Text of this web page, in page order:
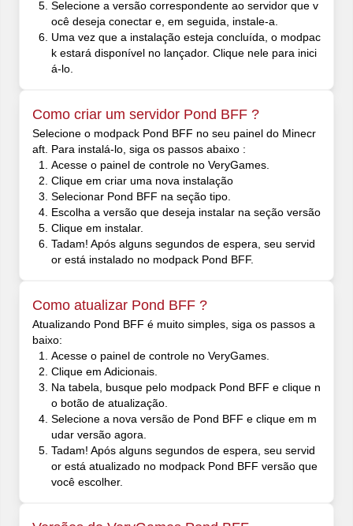
Selecione a versão correspondente ao servidor que v
ocê deseja conectar e, em seguida, instale-a.
Uma vez que a instalação esteja concluída, o modpac
k estará disponível no lançador. Clique nele para inici
á-lo.
Como criar um servidor Pond BFF ?
Selecione o modpack Pond BFF no seu painel do Minecr
aft. Para instalá-lo, siga os passos abaixo :
Acesse o painel de controle no VeryGames.
Clique em criar uma nova instalação
Selecionar Pond BFF na seção tipo.
Escolha a versão que deseja instalar na seção versão
Clique em instalar.
Tadam! Após alguns segundos de espera, seu servid
or está instalado no modpack Pond BFF.
Como atualizar Pond BFF ?
Atualizando Pond BFF é muito simples, siga os passos a
baixo:
Acesse o painel de controle no VeryGames.
Clique em Adicionais.
Na tabela, busque pelo modpack Pond BFF e clique n
o botão de atualização.
Selecione a nova versão de Pond BFF e clique em m
udar versão agora.
Tadam! Após alguns segundos de espera, seu servid
or está atualizado no modpack Pond BFF versão que
você escolher.